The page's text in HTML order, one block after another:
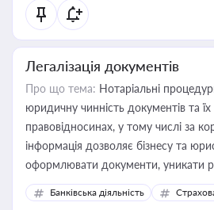
статусу суб'єктів оціночної діяльності
Легалізація документів
Про що тема: Нотаріальні
юридичну чинність документів та
правовідносинах, у тому числі за
інформація дозволяє бізнесу та
оформлювати документи, уникати
забезпечувати їх належне
контрагентами
Банківська діяльність